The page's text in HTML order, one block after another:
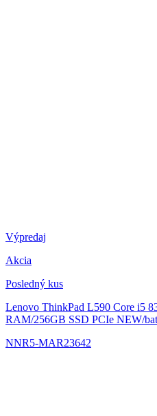
Výpredaj
Akcia
Posledný kus
Lenovo ThinkPad L590 Core i5
RAM/256GB SSD PCIe NEW/
NNR5-MAR23642